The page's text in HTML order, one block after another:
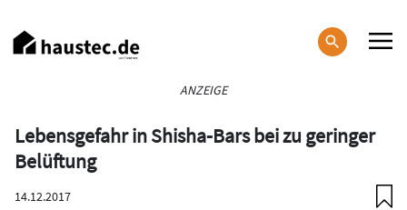
zum
Inhalt
ANZEIGE
Lebensgefahr in Shisha-Bars bei zu geringer
Belüftung
14.12.2017